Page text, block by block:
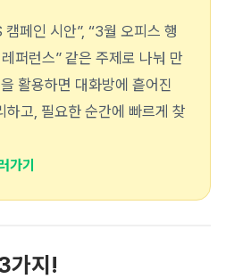
페인 시안”, “3월 오피스 행
퍼런스” 같은 주제로 나눠 만
활용하면 대화방에 흩어진
하고, 필요한 순간에 빠르게 찾
가기
가지!